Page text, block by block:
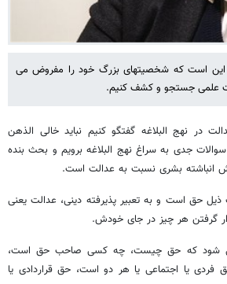
این است که شخصیتهای بزرگ خود را مفروض می
علمی جستجو و کشف کنیم.
در نهج البلاغه گفتگو کنیم نباید خالی الذهن
جدی به سراغ نهج البلاغه برویم و بحث بنده
انباشته بشری نسبت به عدالت است.
ذیل حق است و به تعبیر پذیرفته دینی، عدالت یعنی
گرفتن هر چیز در جای خودش.
می شود که حق چیست، چه کسی صاحب حق است،
یا اجتماعی یا هر دو است، حق قراردادی یا